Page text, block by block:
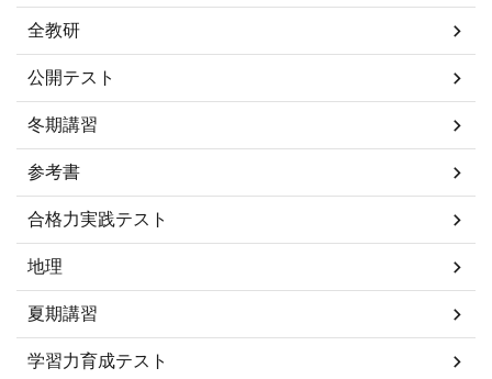
全教研
公開テスト
冬期講習
参考書
合格力実践テスト
地理
夏期講習
学習力育成テスト